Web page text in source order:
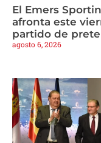
El Emers
afronta este
partido de
agosto 6, 2026